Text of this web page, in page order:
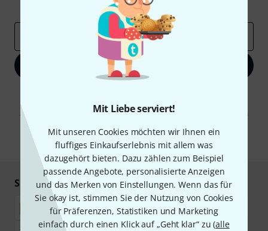
Mit Liebe serviert!
Mit unseren Cookies möchten wir Ihnen ein
fluffiges Einkaufserlebnis mit allem was
dazugehört bieten. Dazu zählen zum Beispiel
passende Angebote, personalisierte Anzeigen
und das Merken von Einstellungen. Wenn das für
Sie okay ist, stimmen Sie der Nutzung von Cookies
für Präferenzen, Statistiken und Marketing
einfach durch einen Klick auf „Geht klar“ zu (alle
Inspirierende Beiträge
Deals
Jetzt anmelden
Werbung und einer Messung des E-Mail-Nutzungsverhaltens zu. Die
Abmeldung ist jederzeit möglich. Weitere Informationen finden Sie in
* Pflichtfeld
Sicher einkaufen & bezahlen